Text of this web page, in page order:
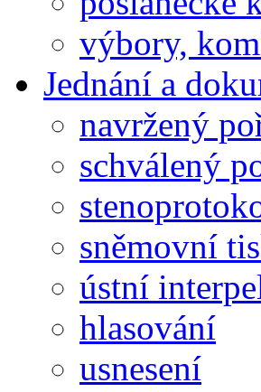
výbory,
Jednání a
navržený
schválený
sněmovní
ústní
hlasování
usnesení